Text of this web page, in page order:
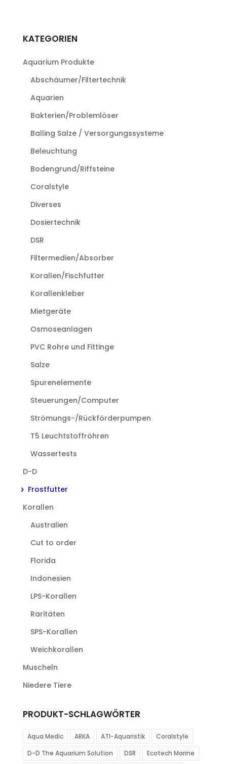
KATEGORIEN
Aquarium Produkte
Abschäumer/Filtertechnik
Aquarien
Bakterien/Problemlöser
Balling Salze / Versorgungssysteme
Beleuchtung
Bodengrund/Riffsteine
Coralstyle
Diverses
Dosiertechnik
DSR
Filtermedien/Absorber
Korallen/Fischfutter
Korallenkleber
Mietgeräte
Osmoseanlagen
PVC Rohre und Fittinge
Salze
Spurenelemente
Steuerungen/Computer
Strömungs-/Rückförderpumpen
T5 Leuchtstoffröhren
Wassertests
D-D
Frostfutter
Korallen
Australien
Cut to order
Florida
Indonesien
LPS-Korallen
Raritäten
SPS-Korallen
Weichkorallen
Muscheln
Niedere Tiere
PRODUKT-SCHLAGWÖRTER
Aqua Medic ARKA ATI-Aquaristik
Coralstyle
D-D The Aquarium Solution
DSR
Ecotech Marine